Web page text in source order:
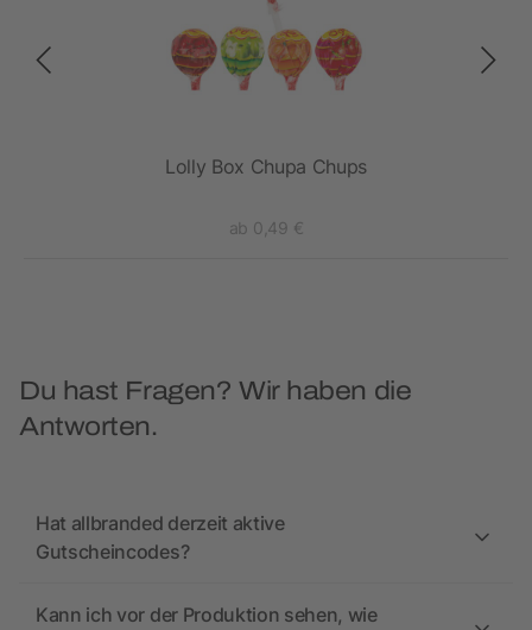
Lolly Box Chupa Chups
ab 0,49 €
Du hast Fragen? Wir haben die
Antworten.
Hat allbranded derzeit aktive
Gutscheincodes?
Kann ich vor der Produktion sehen, wie